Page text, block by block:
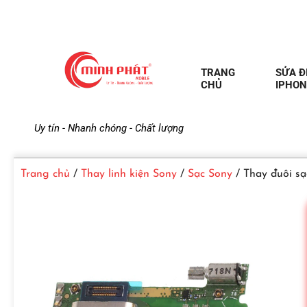
M
i
Uy tín - Nhanh chóng - Chất lượng
TRANG
CHỦ
SỬA
Trang chủ / Thay linh kiện Sony / Sạc Sony / Thay đuôi